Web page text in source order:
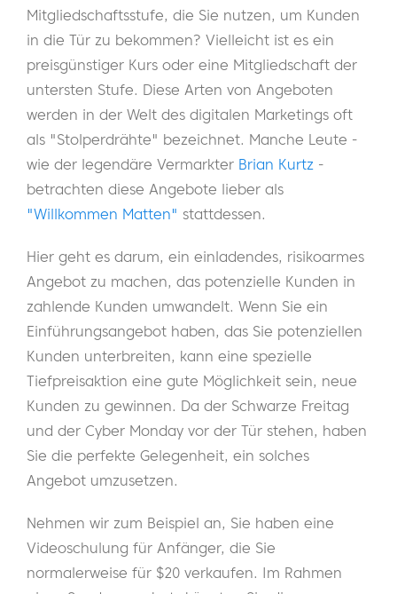
Mitgliedschaftsstufe, die Sie nutzen, um Kunden
in die Tür zu bekommen? Vielleicht ist es ein
preisgünstiger Kurs oder eine Mitgliedschaft der
untersten Stufe. Diese Arten von Angeboten
werden in der Welt des digitalen Marketings oft
als "Stolperdrähte" bezeichnet. Manche Leute -
wie der legendäre Vermarkter Brian Kurtz -
betrachten diese Angebote lieber als
"Willkommen Matten" stattdessen.
Hier geht es darum, ein einladendes, risikoarmes
Angebot zu machen, das potenzielle Kunden in
zahlende Kunden umwandelt. Wenn Sie ein
Einführungsangebot haben, das Sie potenziellen
Kunden unterbreiten, kann eine spezielle
Tiefpreisaktion eine gute Möglichkeit sein, neue
Kunden zu gewinnen. Da der Schwarze Freitag
und der Cyber Monday vor der Tür stehen, haben
Sie die perfekte Gelegenheit, ein solches
Angebot umzusetzen.
Nehmen wir zum Beispiel an, Sie haben eine
Videoschulung für Anfänger, die Sie
normalerweise für $20 verkaufen. Im Rahmen